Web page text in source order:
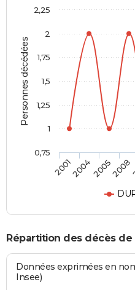
Personnes décédées
2001200420052008
0,75
1
1,25
1,5
1,75
2
2,25
Répartition des décès de
Données exprimées en
Insee)